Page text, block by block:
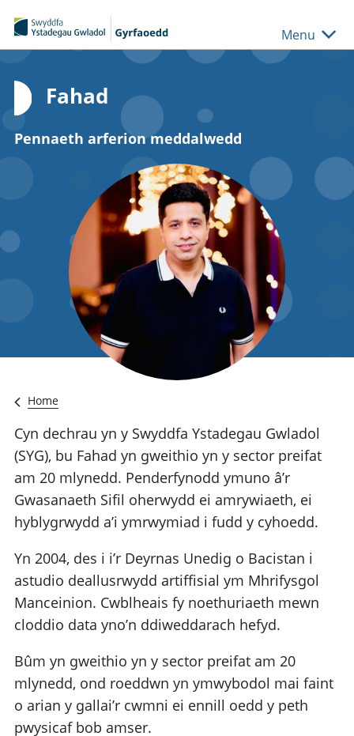
Skip to main content
Menu
Fahad
Pennaeth arferion meddalwedd
Home
Cyn dechrau yn y Swyddfa Ystadegau Gwladol
(SYG), bu Fahad yn gweithio yn y sector preifat
am 20 mlynedd. Penderfynodd ymuno â’r
Gwasanaeth Sifil oherwydd ei amrywiaeth, ei
hyblygrwydd a’i ymrwymiad i fudd y cyhoedd.
Yn 2004, des i i’r Deyrnas Unedig o Bacistan i
astudio deallusrwydd artiffisial ym Mhrifysgol
Manceinion. Cwblheais fy noethuriaeth mewn
cloddio data yno’n ddiweddarach hefyd.
Bûm yn gweithio yn y sector preifat am 20
mlynedd, ond roeddwn yn ymwybodol mai faint
o arian y gallai’r cwmni ei ennill oedd y peth
pwysicaf bob amser.